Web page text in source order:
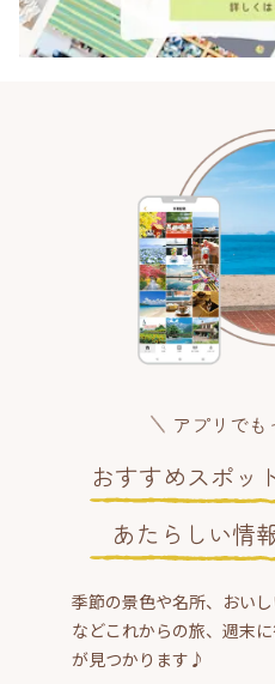
アプリでも
おすすめスポッ
あたらしい情
季節の景色や名所、おい
などこれからの旅、週末
が見つかります♪